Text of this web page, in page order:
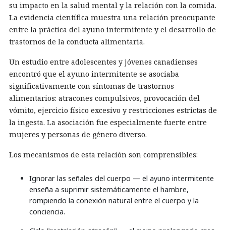
su impacto en la salud mental y la relación con la comida.
La evidencia científica muestra una relación preocupante
entre la práctica del ayuno intermitente y el desarrollo de
trastornos de la conducta alimentaria.
Un estudio entre adolescentes y jóvenes canadienses
encontró que el ayuno intermitente se asociaba
significativamente con síntomas de trastornos
alimentarios: atracones compulsivos, provocación del
vómito, ejercicio físico excesivo y restricciones estrictas de
la ingesta. La asociación fue especialmente fuerte entre
mujeres y personas de género diverso.
Los mecanismos de esta relación son comprensibles:
Ignorar las señales del cuerpo — el ayuno intermitente
enseña a suprimir sistemáticamente el hambre,
rompiendo la conexión natural entre el cuerpo y la
conciencia.